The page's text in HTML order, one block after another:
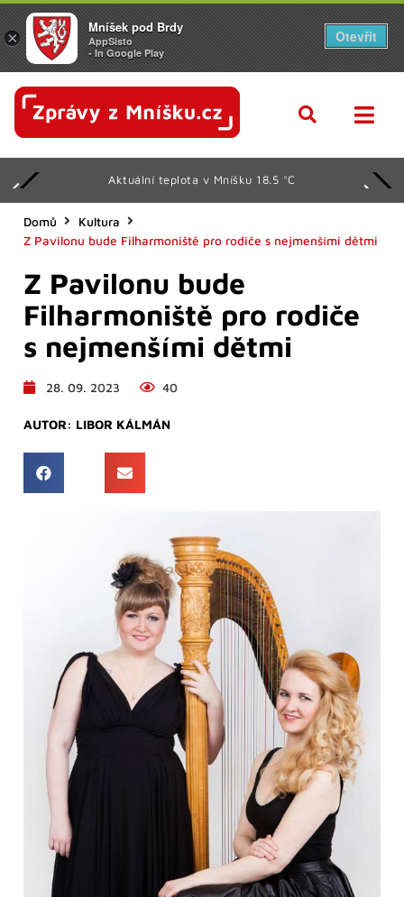
Aktuální teplota v Mníšku 18.5 °C
Domů
Kultura
Z Pavilonu bude Filharmoniště pro rodiče s nejmenšími dětmi
Z Pavilonu bude
Filharmoniště pro rodiče
s nejmenšími dětmi
28. 09. 2023 40
AUTOR: LIBOR KÁLMÁN
×
Mníšek pod Brdy
AppSisto
- In Google Play
Otevřít